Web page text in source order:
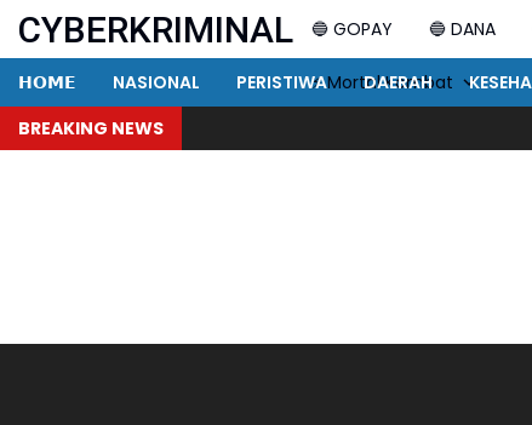
CYBERKRIMINAL 🔵 GOPAY 🔵 DANA
⚡ Mortal Kombat
𝗛𝗢𝗠𝗘 NASIONAL PERISTIWA DAERAH
BREAKING NEWS